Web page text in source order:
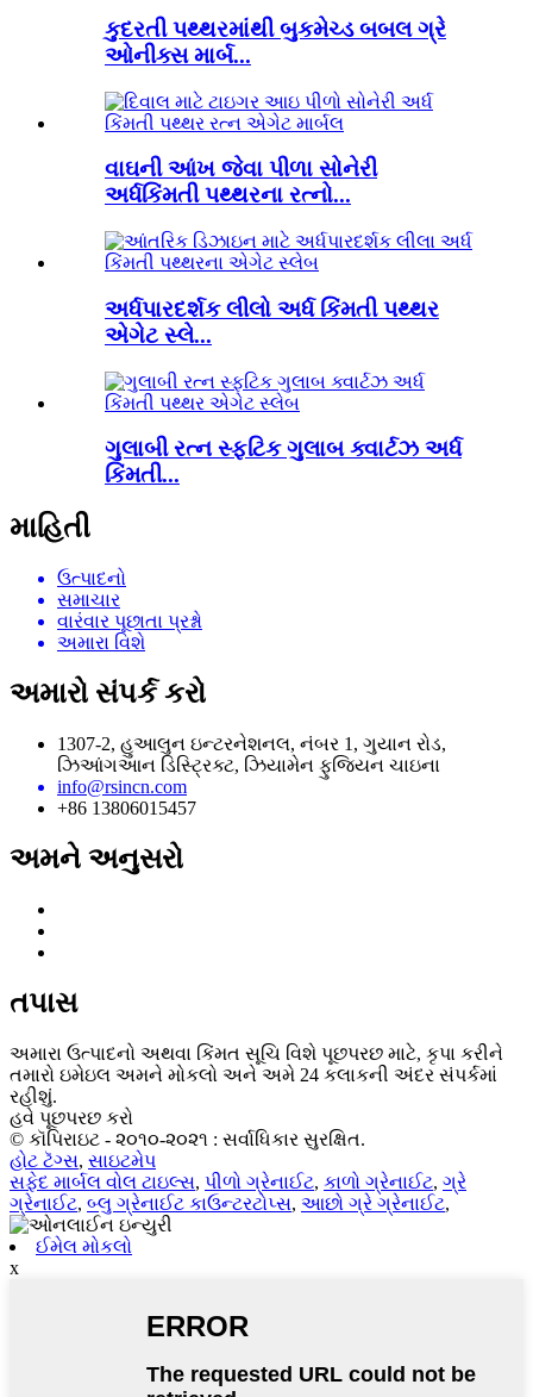
કુદરતી પથ્થરમાંથી બુકમેચ્ડ બબલ ગ્રે
ઓનીક્સ માર્બ...
વાઘની આંખ જેવા પીળા સોનેરી
અર્ધકિંમતી પથ્થરના રત્નો...
અર્ધપારદર્શક લીલો અર્ધ કિંમતી પથ્થર
એગેટ સ્લે...
ગુલાબી રત્ન સ્ફટિક ગુલાબ ક્વાર્ટઝ અર્ધ
કિંમતી...
માહિતી
ઉત્પાદનો
સમાચાર
વારંવાર પૂછાતા પ્રશ્નો
અમારા વિશે
અમારો સંપર્ક કરો
1307-2, હુઆલુન ઇન્ટરનેશનલ, નંબર 1, ગુયાન રોડ,
ઝિઆંગઆન ડિસ્ટ્રિક્ટ, ઝિયામેન ફુજિયન ચાઇના
info@rsincn.com
+86 13806015457
અમને અનુસરો
તપાસ
અમારા ઉત્પાદનો અથવા કિંમત સૂચિ વિશે પૂછપરછ માટે, કૃપા કરીને
તમારો ઇમેઇલ અમને મોકલો અને અમે 24 કલાકની અંદર સંપર્કમાં
રહીશું.
હવે પૂછપરછ કરો
© કૉપિરાઇટ - ૨૦૧૦-૨૦૨૧ : સર્વાધિકાર સુરક્ષિત.
હોટ ટૅગ્સ, સાઇટમેપ
સફેદ માર્બલ વોલ ટાઇલ્સ, પીળો ગ્રેનાઈટ, કાળો ગ્રેનાઈટ, ગ્રે
ગ્રેનાઈટ, બ્લુ ગ્રેનાઈટ કાઉન્ટરટોપ્સ, આછો ગ્રે ગ્રેનાઈટ,
ઈમેલ મોકલો
x